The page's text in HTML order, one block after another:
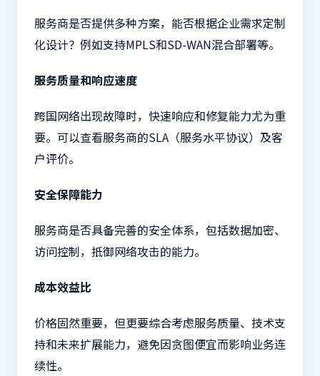
服务商是否提供多种方案，能否根据企业需求定制
化设计？例如支持MPLS和SD-WAN混合部署等。
服务质量和响应速度
跨国网络出现故障时，快速响应和修复能力尤为重
要。可以查看服务商的SLA（服务水平协议）及客
户评价。
安全保障能力
服务商是否具备完善的安全体系，包括数据加密、
访问控制，抵御网络攻击的能力。
成本效益比
价格固然重要，但更要综合考虑服务质量、技术支
持和未来扩展能力，避免因贪图便宜而影响业务连
续性。